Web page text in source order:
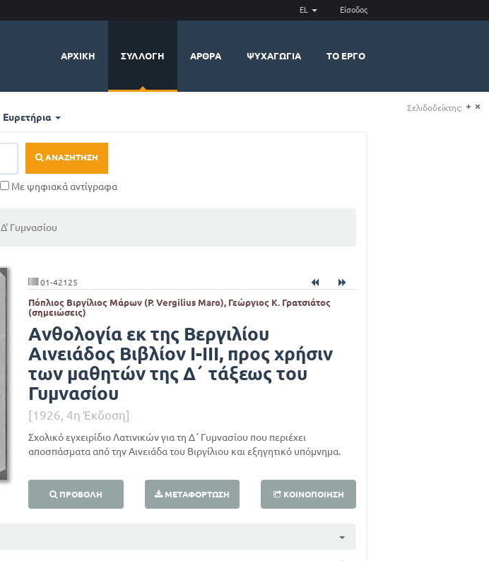
EL Είσοδος
ΑΡΧΙΚΉ ΣΥΛΛΟΓΉ ΆΡΘΡΑ ΨΥΧΑΓΩΓΊΑ ΤΟ ΈΡΓΟ
Ευρετήρια
ΑΝΑΖΉΤΗΣΗ
Με ψηφιακά αντίγραφα
Δ' Γυμνασίου
01-42125
Πόπλιος Βιργίλιος Μάρων (P. Vergilius Maro), Γεώργιος Κ. Γρατσιάτος
(σημειώσεις)
Ανθολογία εκ της Βεργιλίου
Αινειάδος Βιβλίον Ι-ΙΙΙ, προς χρήσιν
των μαθητών της Δ΄ τάξεως του
Γυμνασίου
[1926, 4η Έκδοση]
Σχολικό εγχειρίδιο Λατινικών για τη Δ΄ Γυμνασίου που περιέχει
αποσπάσματα από την Αινειάδα του Βιργίλιου και εξηγητικό υπόμνημα.
ΠΡΟΒΟΛΉ ΜΕΤΑΦΌΡΤΩΣΗ ΚΟΙΝΟΠΟΊΗΣΗ
Σελιδοδείκτης: